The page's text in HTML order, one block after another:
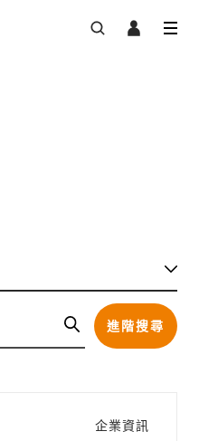
進階搜尋
企業資訊